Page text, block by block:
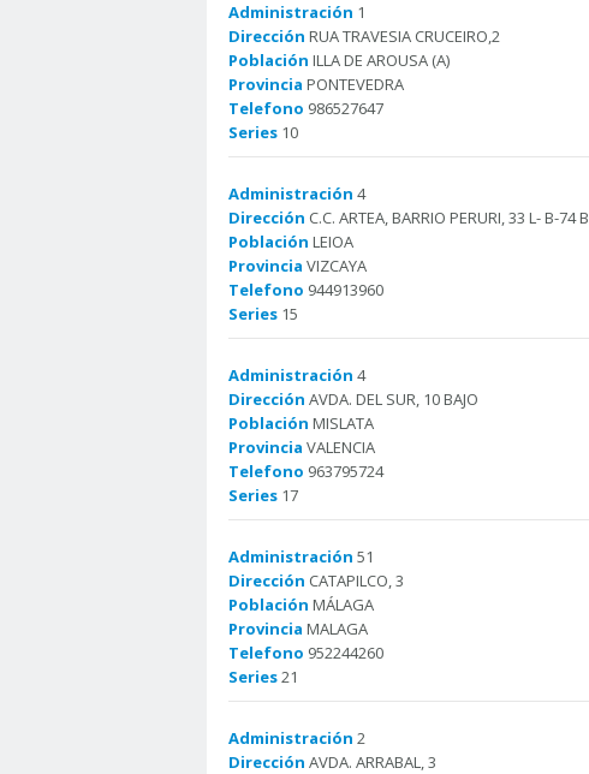
Administración 1
Dirección RUA TRAVESIA CRUCEIRO,2
Población ILLA DE AROUSA (A)
Provincia PONTEVEDRA
Telefono 986527647
Series 10
Administración 4
Dirección C.C. ARTEA, BARRIO PERURI, 33 L- B-74 B
Población LEIOA
Provincia VIZCAYA
Telefono 944913960
Series 15
Administración 4
Dirección AVDA. DEL SUR, 10 BAJO
Población MISLATA
Provincia VALENCIA
Telefono 963795724
Series 17
Administración 51
Dirección CATAPILCO, 3
Población MÁLAGA
Provincia MALAGA
Telefono 952244260
Series21
Administración 2
Dirección AVDA. ARRABAL, 3